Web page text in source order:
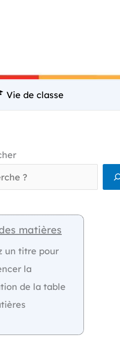
Vie de classe
matières
un titre pour
la
de la table